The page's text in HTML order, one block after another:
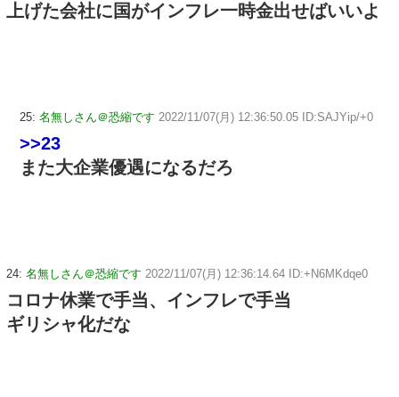
上げた会社に国がインフレ一時金出せばいいよ
25: 名無しさん＠恐縮です 2022/11/07(月) 12:36:50.05 ID:SAJYip/+0
>>23
また大企業優遇になるだろ
24: 名無しさん＠恐縮です 2022/11/07(月) 12:36:14.64 ID:+N6MKdqe0
コロナ休業で手当、インフレで手当
ギリシャ化だな